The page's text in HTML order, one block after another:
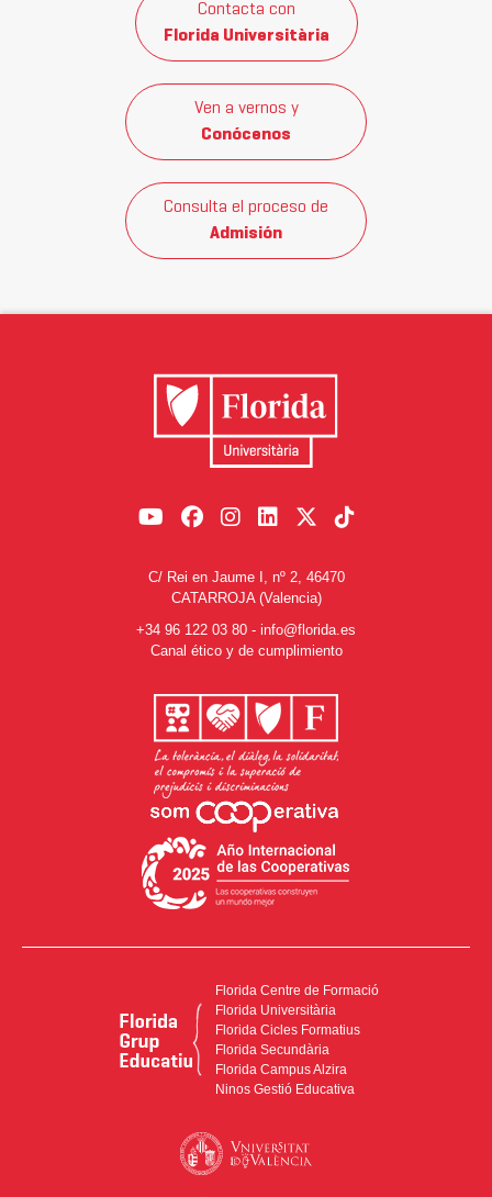
Contacta con
Florida Universitària
Ven a vernos y
Conócenos
Consulta el proceso de
Admisión
C/ Rei en Jaume I, nº 2, 46470
CATARROJA (Valencia)
+34 96 122 03 80 - info@florida.es
Canal ético y de cumplimiento
Florida Centre de Formació
Florida Universitària
Florida Cicles Formatius
Florida Secundària
Florida Campus Alzira
Ninos Gestió Educativa